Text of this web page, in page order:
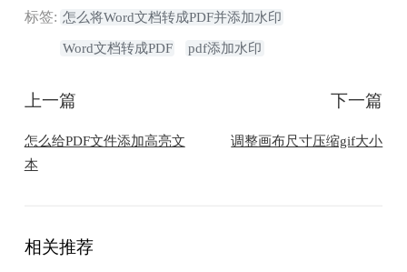
标签: 怎么将Word文档转成PDF并添加水印
Word文档转成PDF pdf添加水印
上一篇
怎么给PDF文件添加高亮文
本
下一篇
调整画布尺寸压缩gif大小
相关推荐